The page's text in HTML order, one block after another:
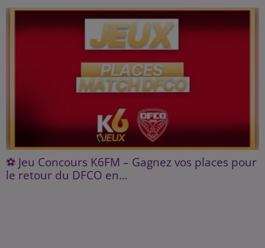
⚽ Jeu Concours K6FM – Gagnez vos places pour
le retour du DFCO en...